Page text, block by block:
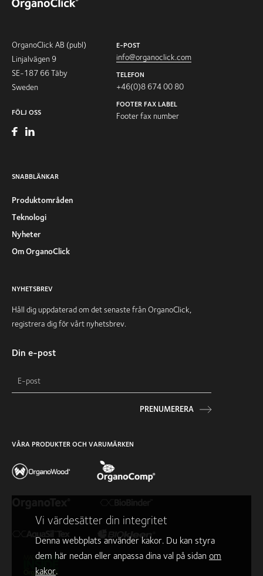
OrganoClick AB (publ)
Linjalvägen 9
SE-187 66 Täby
Sweden
FÖLJ OSS
E-POST
info@organoclick.com
TELEFON
+46(0)8 674 00 80
FOOTER FAX LABEL
Footer fax number
SNABBLÄNKAR
Produktområden
Teknologi
Nyheter
Om OrganoClick
NYHETSBREV
Håll dig uppdaterad om det senaste från OrganoClick,
registrera dig för vårt nyhetsbrev.
Din e-post
PRENUMERERA
VÅRA PRODUKTER OCH VARUMÄRKEN
Vi värdesätter din integritet
Denna webbplats använder kakor. Du kan styra
dem här nedan eller anpassa dina val på sidan om
kakor.